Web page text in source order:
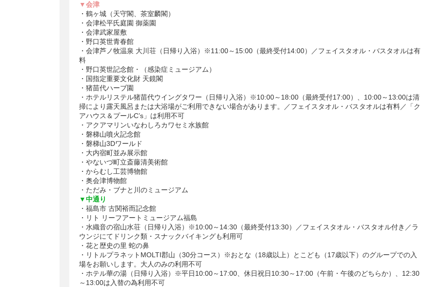
▼会津
・鶴ヶ城（天守閣、茶室麟閣）
・会津松平氏庭園 御薬園
・会津武家屋敷
・野口英世青春館
・会津芦ノ牧温泉 大川荘（日帰り入浴）※11:00～15:00（最終受付14:00）／フェイスタオル・バスタオルは有
料
・野口英世記念館・（感染症ミュージアム）
・国指定重要文化財 天鏡閣
・猪苗代ハーブ園
・ホテルリステル猪苗代ウイングタワー（日帰り入浴）※10:00～18:00（最終受付17:00）、10:00～13:00は清
掃により露天風呂または大浴場がご利用できない場合があります。／フェイスタオル・バスタオルは有料／「ク
アハウス＆プールC’s」は利用不可
・アクアマリンいなわしろカワセミ水族館
・磐梯山噴火記念館
・磐梯山3Dワールド
・大内宿町並み展示館
・やないづ町立斎藤清美術館
・からむし工芸博物館
・奥会津博物館
・ただみ・ブナと川のミュージアム
▼中通り
・福島市 古関裕而記念館
・リト リーフアートミュージアム福島
・水織音の宿山水荘（日帰り入浴）※10:00～14:30（最終受付13:30）／フェイスタオル・バスタオル付き／ラ
ウンジにてドリンク類・スナックバイキングも利用可
・花と歴史の里 蛇の鼻
・リトルプラネットMOLTI郡山（30分コース）※おとな（18歳以上）とこども（17歳以下）のグループでの入
場をお願いします。大人のみの利用不可
・ホテル華の湯（日帰り入浴）※平日10:00～17:00、休日祝日10:30～17:00（午前・午後のどちらか）、12:30
～13:00は入替の為利用不可